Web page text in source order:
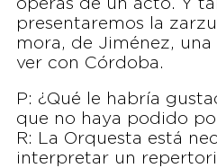
óperas de un acto. Y
presentaremos la
mora, de Jiménez,
ver con Córdoba.
P: ¿Qué le habría
que no haya podido
R: La Orquesta está
interpretar un